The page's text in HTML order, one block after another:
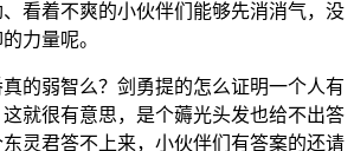
看着不爽的小伙伴们能够先消消气，没
力量呢。
的弱智么？剑勇提的怎么证明一个人有
就很有意思，是个薅光头发也给不出答
灵君答不上来，小伙伴们有答案的还请